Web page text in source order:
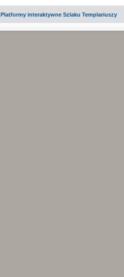
Platformy interaktywne Szlaku Templariuszy